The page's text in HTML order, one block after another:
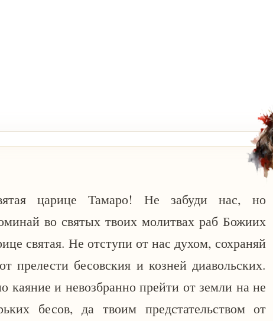
царице Тамаро! Не забуди нас, но
во святых твоих молитвах раб Божиих
святая. Не отступи от нас духом, сохраняй
прелести бесовския и козней диавольских.
каяние и невозбранно прейти от земли на не
бесов, да твоим предстательством от